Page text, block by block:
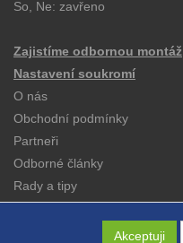
Akceptuji
So, Ne: zavřeno
Zajistíme odbornou montáž
Nastavení soukromí
O nás
Obchodní podmínky
Partneři
Odborné články
Rady a tipy